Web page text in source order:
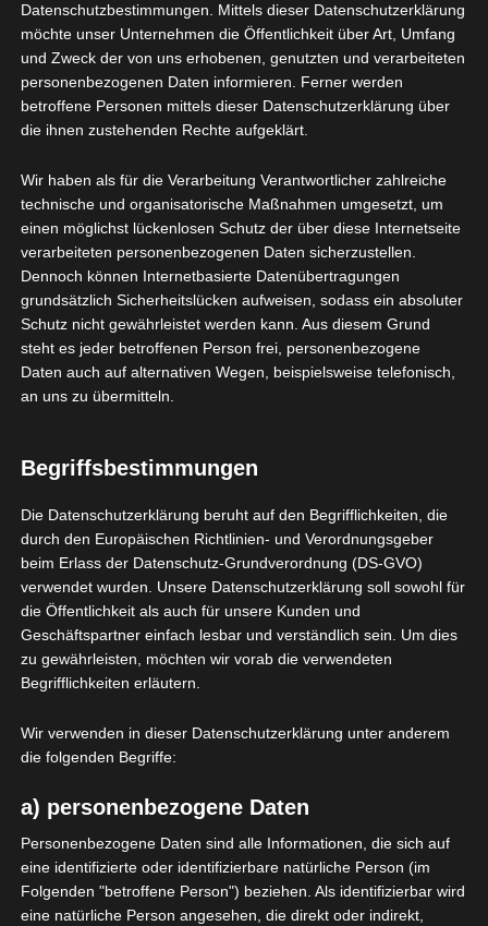
Gewichtsreduktion und
vor allem
gelenkschonenden
Ausdauersport konnte
ich eine Operation
immerhin um 9 Jahre
herauszögern. Doch
nachdem in den letzten
Monaten die Schmerzen
immer öfter, stärker und
Kniespezialisten in
Berlin auf. Die
vorsichtige Diagnose
lautete
Meniskusschaden und
Sehnenansatzentzündu
ng, behandelbar durch
eine routinemäßige
arthroskopische
Operation und
Datenschutzbestimmungen. Mittels dieser Datenschutzerklärung
möchte unser Unternehmen die Öffentlichkeit über Art, Umfang
und Zweck der von uns erhobenen, genutzten und verarbeiteten
personenbezogenen Daten informieren. Ferner werden
betroffene Personen mittels dieser Datenschutzerklärung über
die ihnen zustehenden Rechte aufgeklärt.
Wir haben als für die Verarbeitung Verantwortlicher zahlreiche
technische und organisatorische Maßnahmen umgesetzt, um
einen möglichst lückenlosen Schutz der über diese Internetseite
verarbeiteten personenbezogenen Daten sicherzustellen.
Dennoch können Internetbasierte Datenübertragungen
grundsätzlich Sicherheitslücken aufweisen, sodass ein absoluter
Schutz nicht gewährleistet werden kann. Aus diesem Grund
steht es jeder betroffenen Person frei, personenbezogene
Daten auch auf alternativen Wegen, beispielsweise telefonisch,
an uns zu übermitteln.
Begriffsbestimmungen
Die Datenschutzerklärung beruht auf den Begrifflichkeiten, die
durch den Europäischen Richtlinien- und Verordnungsgeber
beim Erlass der Datenschutz-Grundverordnung (DS-GVO)
verwendet wurden. Unsere Datenschutzerklärung soll sowohl für
die Öffentlichkeit als auch für unsere Kunden und
Geschäftspartner einfach lesbar und verständlich sein. Um dies
zu gewährleisten, möchten wir vorab die verwendeten
Begrifflichkeiten erläutern.
Wir verwenden in dieser Datenschutzerklärung unter anderem
die folgenden Begriffe:
a) personenbezogene Daten
Personenbezogene Daten sind alle Informationen, die sich auf
eine identifizierte oder identifizierbare natürliche Person (im
Folgenden "betroffene Person") beziehen. Als identifizierbar wird
eine natürliche Person angesehen, die direkt oder indirekt,